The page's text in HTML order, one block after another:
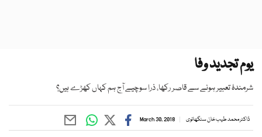
یوم تجدید وفا
شرمندۂ تعبیر ہونے سے قاصر رکھا، ذرا سوچیے آج ہم کہاں کھڑے ہیں؟
ڈاکٹر محمد طیب خان سنگھانوی March 30, 2018